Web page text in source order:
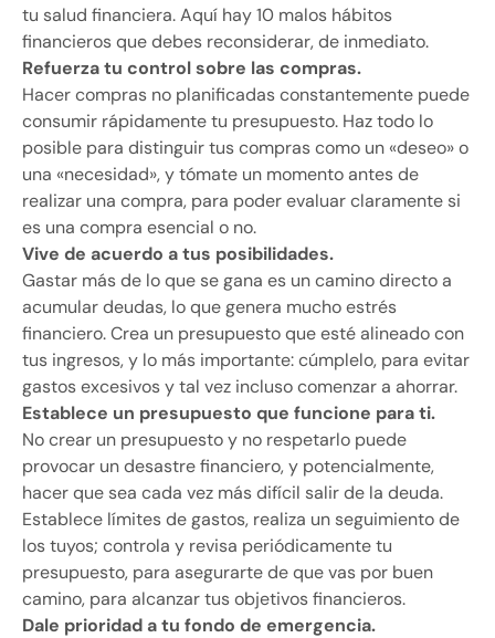
tu salud financiera. Aquí hay 10 malos hábitos
financieros que debes reconsiderar, de inmediato.
Refuerza tu control sobre las compras.
Hacer compras no planificadas constantemente puede
consumir rápidamente tu presupuesto. Haz todo lo
posible para distinguir tus compras como un «deseo» o
una «necesidad», y tómate un momento antes de
realizar una compra, para poder evaluar claramente si
es una compra esencial o no.
Vive de acuerdo a tus posibilidades.
Gastar más de lo que se gana es un camino directo a
acumular deudas, lo que genera mucho estrés
financiero. Crea un presupuesto que esté alineado con
tus ingresos, y lo más importante: cúmplelo, para evitar
gastos excesivos y tal vez incluso comenzar a ahorrar.
Establece un presupuesto que funcione para ti.
No crear un presupuesto y no respetarlo puede
provocar un desastre financiero, y potencialmente,
hacer que sea cada vez más difícil salir de la deuda.
Establece límites de gastos, realiza un seguimiento de
los tuyos; controla y revisa periódicamente tu
presupuesto, para asegurarte de que vas por buen
camino, para alcanzar tus objetivos financieros.
Dale prioridad a tu fondo de emergencia.